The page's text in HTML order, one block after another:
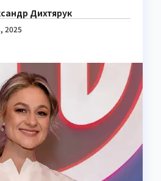
Дихтярук
2025